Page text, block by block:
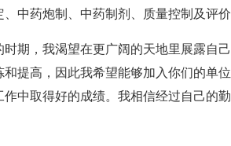
中药炮制、中药制剂、质量控制及评价
期，我渴望在更广阔的天地里展露自
提高，因此我希望能够加入你们的单
中取得好的成绩。我相信经过自己的